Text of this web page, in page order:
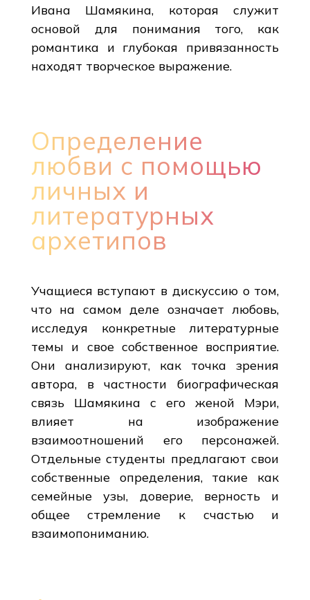
Ивана Шамякина, которая служит
основой для понимания того, как
романтика и глубокая привязанность
находят творческое выражение.
Определение
любви с помощью
личных и
литературных
архетипов
Учащиеся вступают в дискуссию о том,
что на самом деле означает любовь,
исследуя конкретные литературные
темы и свое собственное восприятие.
Они анализируют, как точка зрения
автора, в частности биографическая
связь Шамякина с его женой Мэри,
влияет на изображение
взаимоотношений его персонажей.
Отдельные студенты предлагают свои
собственные определения, такие как
семейные узы, доверие, верность и
общее стремление к счастью и
взаимопониманию.